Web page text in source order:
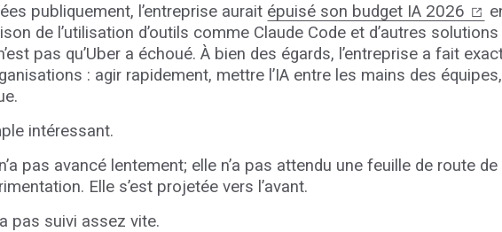
publiquement, l’entreprise aurait épuisé son budget IA 2026
de l’utilisation d’outils comme Claude Code et d’autres solutions
pas qu’Uber a échoué. À bien des égards, l’entreprise a fait
: agir rapidement, mettre l’IA entre les mains des
intéressant.
n’a pas avancé lentement; elle n’a pas attendu une feuille de route
Elle s’est projetée vers l’avant.
pas suivi assez vite.